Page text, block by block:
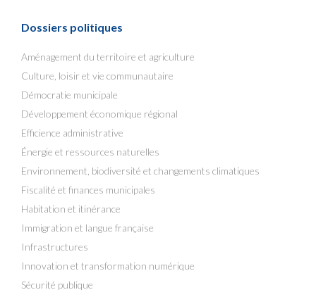
Dossiers politiques
Aménagement du territoire et agriculture
Culture, loisir et vie communautaire
Démocratie municipale
Développement économique régional
Efficience administrative
Énergie et ressources naturelles
Environnement, biodiversité et changements climatiques
Fiscalité et finances municipales
Habitation et itinérance
Immigration et langue française
Infrastructures
Innovation et transformation numérique
Sécurité publique